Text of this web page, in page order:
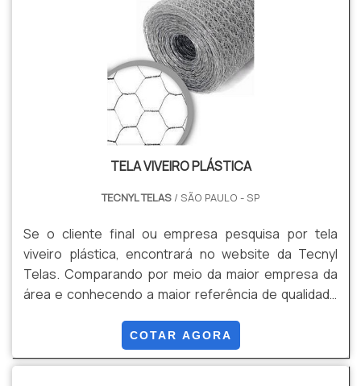
TELA VIVEIRO PLÁSTICA
TECNYL TELAS/ SÃO PAULO - SP
Se o cliente final ou empresa pesquisa por tela
viveiro plástica, encontrará no website da Tecnyl
Telas. Comparando por meio da maior empresa da
área e conhecendo a maior referência de qualidade
plástica, na Tecnyl Telas conseguirá excelente
custo-benefício com comprometimento com os
COTAR AGORA